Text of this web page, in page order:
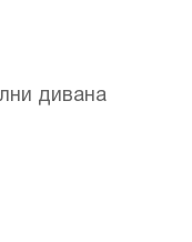
дивана